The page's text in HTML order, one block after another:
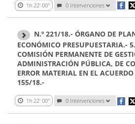
1h 22' 00'' 0 Intervenciones
N.º 221/18.- ÓRGANO DE
ECONÓMICO PRESUPUESTARIA.-
COMISIÓN PERMANENTE DE
ADMINISTRACIÓN PÚBLICA, DE
ERROR MATERIAL EN EL
155/18.-
1h 22' 00'' 0 Intervenciones